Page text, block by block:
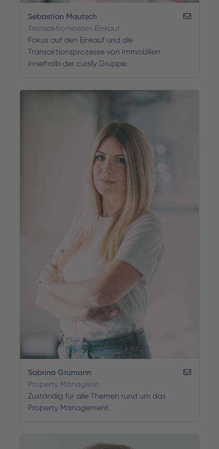
Sebastian Mautsch
Transaktionsteam Einkauf
Fokus auf den Einkauf und die
Transaktionsprozesse von Immobilien
innerhalb der currily Gruppe.
Sabrina Grumann
Property Managerin
Zuständig für alle Themen rund um das
Property Management.